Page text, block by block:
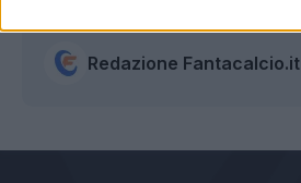
Redazione Fantacalcio.it